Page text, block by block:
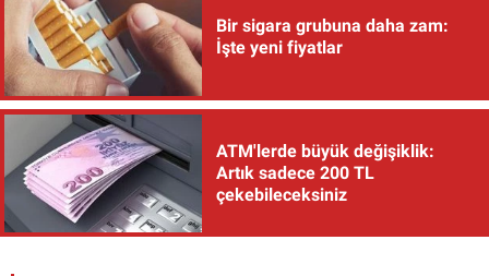
Bir sigara grubuna daha zam:
İşte yeni fiyatlar
ATM'lerde büyük değişiklik:
Artık sadece 200 TL
çekebileceksiniz